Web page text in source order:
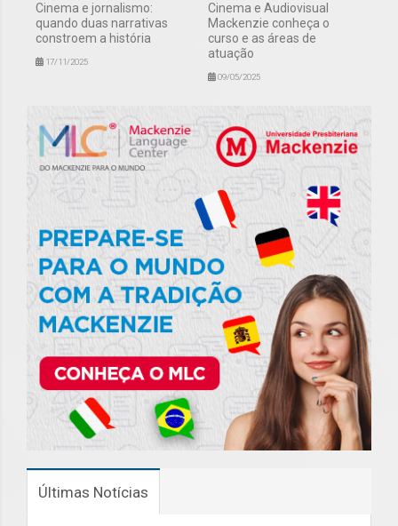
Cinema e jornalismo:
quando duas narrativas
constroem a história
17/11/2025
Cinema e Audiovisual
Mackenzie conheça o
curso e as áreas de
atuação
09/05/2025
Últimas Notícias